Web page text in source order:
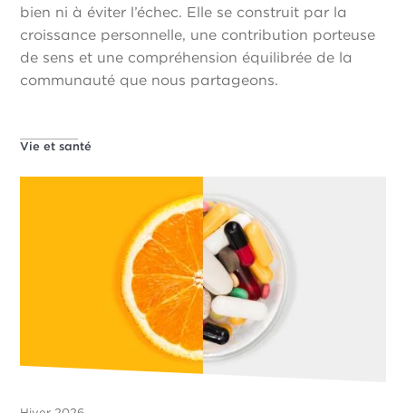
bien ni à éviter l’échec. Elle se construit par la
croissance personnelle, une contribution porteuse
de sens et une compréhension équilibrée de la
communauté que nous partageons.
Vie et santé